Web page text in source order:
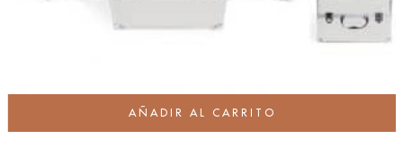
AÑADIR AL CARRITO